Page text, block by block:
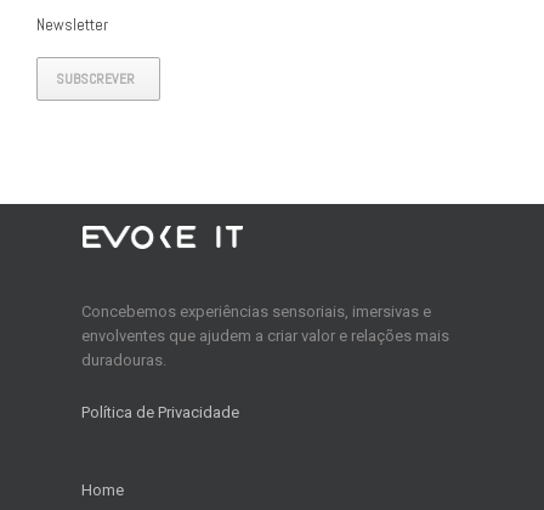
Newsletter
SUBSCREVER
Concebemos experiências sensoriais, imersivas e
envolventes que ajudem a criar valor e relações mais
duradouras.
Política de Privacidade
Home